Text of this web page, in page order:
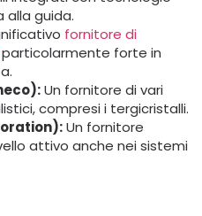
alla guida.
fornitore di
particolarmente forte in
Un fornitore di vari
compresi i tergicristalli.
Un fornitore
attivo anche nei sistemi